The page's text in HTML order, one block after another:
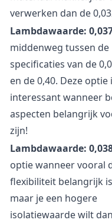
verwerken dan de
Lambdawaarde:
middenweg tussen de
specificaties van de
en de 0,40. Deze optie
interessant wanneer
aspecten belangrijk
zijn!
Lambdawaarde:
optie wanneer vooral
flexibiliteit belangrijk
maar je een hogere
isolatiewaarde wilt